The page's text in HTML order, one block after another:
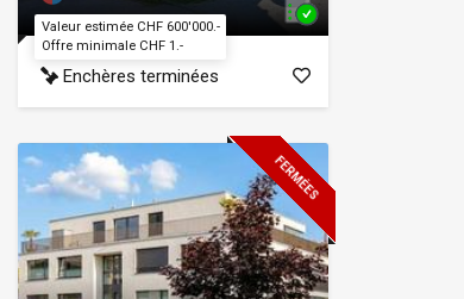
Valeur estimée CHF 600'000.-
Offre minimale CHF 1.-
Enchères terminées
FERMÉES